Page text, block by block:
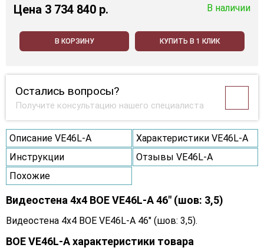
Цена 3 734 840 p. В наличии
В КОРЗИНУ КУПИТЬ В 1 КЛИК
Остались вопросы?
Получите консультацию нашего специалиста
Описание VE46L-A
Характеристики VE46L-A
Инструкции
Отзывы VE46L-A
Похожие
Видеостена 4x4 BOE VE46L-A 46" (шов: 3,5)
Видеостена 4x4 BOE VE46L-A 46" (шов: 3,5).
BOE VE46L-A характеристики товара